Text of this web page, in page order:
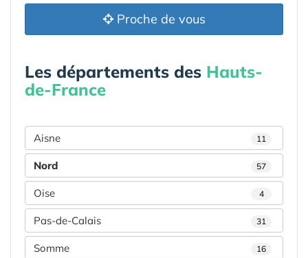
Proche de vous
Les départements des Hauts-
de-France
Aisne 11
Nord 57
Oise 4
Pas-de-Calais 31
Somme 16